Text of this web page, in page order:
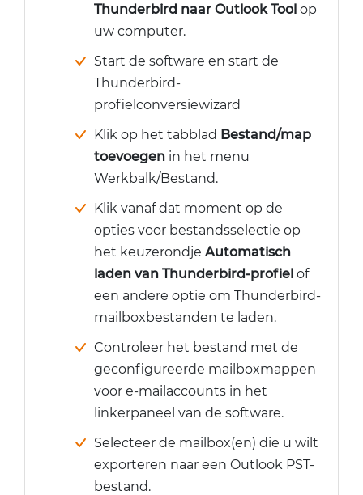
Thunderbird naar Outlook Tool op
uw computer.
Start de software en start de
Thunderbird-
profielconversiewizard
Klik op het tabblad Bestand/map
toevoegen in het menu
Werkbalk/Bestand.
Klik vanaf dat moment op de
opties voor bestandsselectie op
het keuzerondje Automatisch
laden van Thunderbird-profiel of
een andere optie om Thunderbird-
mailboxbestanden te laden.
Controleer het bestand met de
geconfigureerde mailboxmappen
voor e-mailaccounts in het
linkerpaneel van de software.
Selecteer de mailbox(en) die u wilt
exporteren naar een Outlook PST-
bestand.